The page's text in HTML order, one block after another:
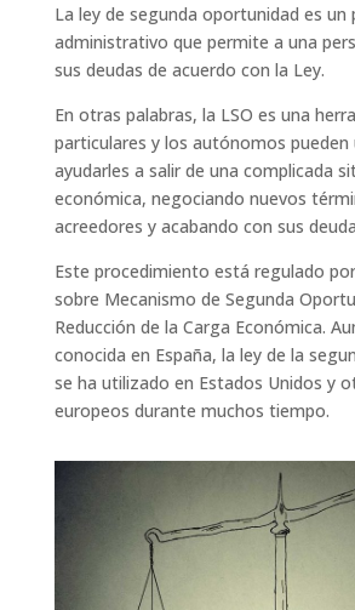
La ley de segunda oportunidad es un
administrativo que permite a una
sus deudas de acuerdo con la Ley.
En otras palabras, la LSO es una
particulares y los autónomos pueden
ayudarles a salir de una complicada
económica, negociando nuevos
acreedores y acabando con sus
Este procedimiento está regulado
sobre Mecanismo de Segunda
Reducción de la Carga Económica.
conocida en España, la ley de la
se ha utilizado en Estados Unidos y
europeos durante muchos tiempo.